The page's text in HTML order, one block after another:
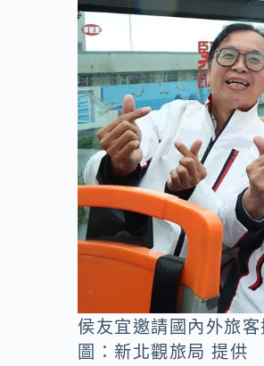
o
k
侯友宜邀請國內外旅
圖：新北觀旅局 提供